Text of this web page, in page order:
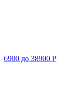
6900 до 38900 Р